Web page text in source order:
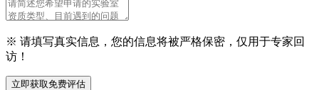
※ 请填写真实信息，您的信息将被严格保密，仅用于专家回
访！
立即获取免费评估